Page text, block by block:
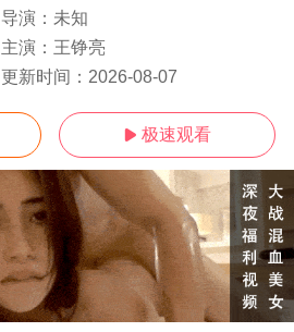
导演： 未知
主演： 王铮亮
更新时间： 2026-08-07
 极速观看